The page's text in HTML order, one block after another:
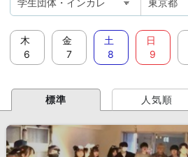
木
6
金
7
土
8
日
9
標準 人気順